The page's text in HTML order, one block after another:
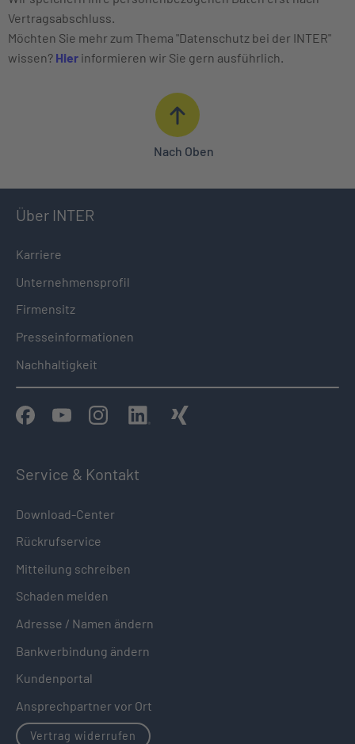
Stationäre Behandlung (einschließlich Krankenpflege,
Schmerzstillende Zahnbehandlung und Zahnfüllung in
Vertragsabschluss.
Möchten Sie mehr zum Thema "Datenschutz bei der INTER"
wissen? Hier informieren wir Sie gern ausführlich.
Nach Oben
Über INTER
Karriere
Unternehmensprofil
Firmensitz
Presseinformationen
Nachhaltigkeit
Service & Kontakt
Download-Center
Rückrufservice
Mitteilung schreiben
Schaden melden
Adresse / Namen ändern
Bankverbindung ändern
Kundenportal
Ansprechpartner vor Ort
Vertrag widerrufen